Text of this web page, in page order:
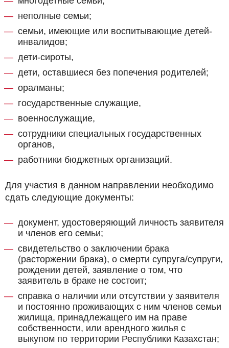
неполные семьи;
семьи, имеющие или воспитывающие детей-
инвалидов;
дети-сироты,
дети, оставшиеся без попечения родителей;
оралманы;
государственные служащие,
военнослужащие,
сотрудники специальных государственных
органов,
работники бюджетных организаций.
Для участия в данном направлении необходимо
сдать следующие документы:
документ, удостоверяющий личность заявителя
и членов его семьи;
свидетельство о заключении брака
(расторжении брака), о смерти супруга/супруги,
рождении детей, заявление о том, что
заявитель в браке не состоит;
справка о наличии или отсутствии у заявителя
и постоянно проживающих с ним членов семьи
жилища, принадлежащего им на праве
собственности, или арендного жилья с
выкупом по территории Республики Казахстан;